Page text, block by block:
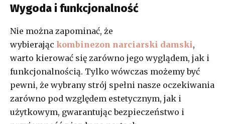
Wygoda i funkcjonalność
Nie można zapominać, że
wybierając kombinezon narciarski damski,
warto kierować się zarówno jego wyglądem, jak i
funkcjonalnością. Tylko wówczas możemy być
pewni, że wybrany strój spełni nasze oczekiwania
zarówno pod względem estetycznym, jak i
użytkowym, gwarantując bezpieczeństwo i